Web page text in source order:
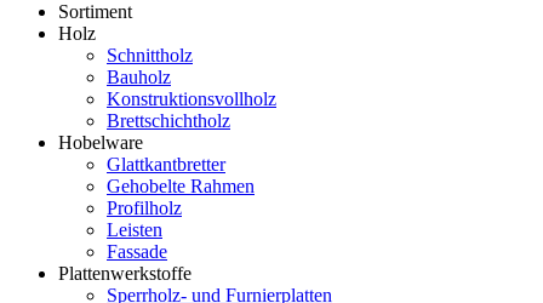
Sortiment
Holz
Schnittholz
Bauholz
Konstruktionsvollholz
Brettschichtholz
Hobelware
Glattkantbretter
Gehobelte Rahmen
Profilholz
Leisten
Fassade
Plattenwerkstoffe
Sperrholz- und Furnierplatten